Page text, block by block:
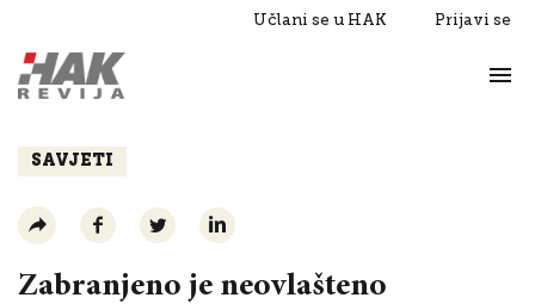
Učlani se u HAK Prijavi se
Razgovori
SAVJETI
Zabranjeno je neovlašteno